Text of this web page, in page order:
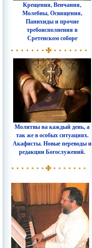
Крещения, Венчания,
Молебны, Освящения,
Панихиды и прочие
требоисполнения в
Сретенском соборе
Молитвы на каждый день, а
так же в особых ситуациях.
Акафисты. Новые переводы и
редакции Богослужений.